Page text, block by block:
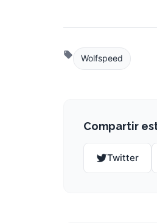
Wolfspeed
Compartir
Twitter